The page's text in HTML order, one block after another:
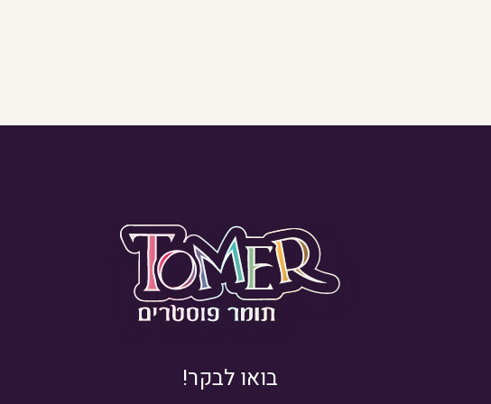
בואו לבקר!